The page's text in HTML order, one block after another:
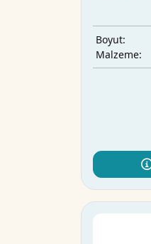
Boyut:
Malzeme: